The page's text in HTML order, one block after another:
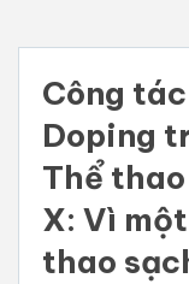
Công
Doping
Thể
X: Vì
thao